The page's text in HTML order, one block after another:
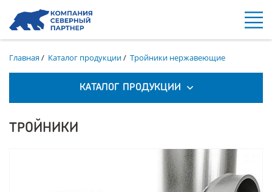
Главная/ Каталог продукции/ Тройники нержавеющие
КАТАЛОГ ПРОДУКЦИИ
ТРОЙНИКИ